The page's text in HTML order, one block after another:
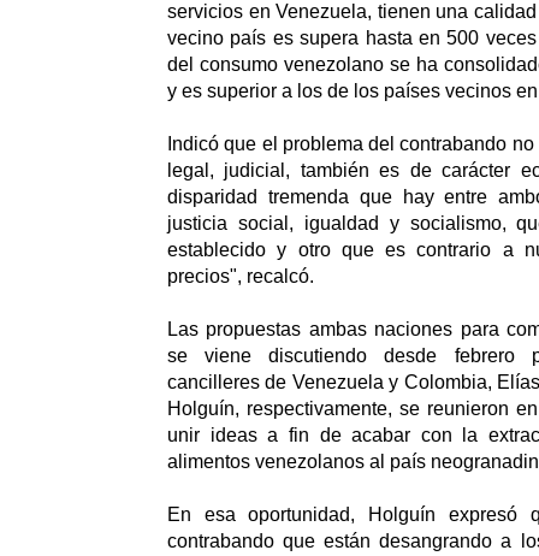
servicios en Venezuela, tienen una
vecino país es supera hasta en 500
del consumo venezolano se ha
y es superior a los de los países vecinos
Indicó que el problema del contrabando
legal, judicial, también es de carácter
disparidad tremenda que hay entre
justicia social, igualdad y socialismo,
establecido y otro que es contrario a
precios", recalcó.
Las propuestas ambas naciones para
se viene discutiendo desde febrero
cancilleres de Venezuela y Colombia,
Holguín, respectivamente, se reunieron
unir ideas a fin de acabar con la
alimentos venezolanos al país
En esa oportunidad, Holguín expresó
contrabando que están desangrando a